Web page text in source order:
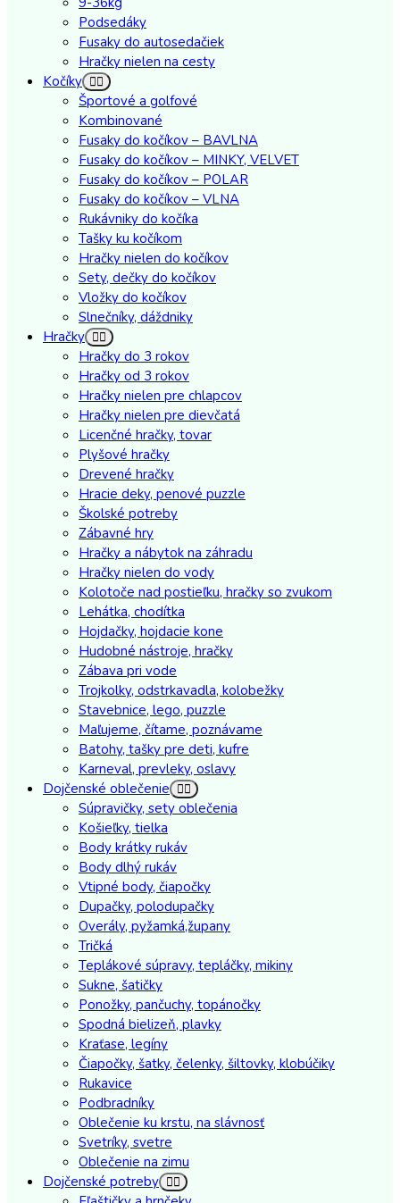
Podsedáky
Fusaky do autosedačiek
Hračky nielen na cesty
Kočíky
Športové a golfové
Kombinované
Fusaky do kočíkov – BAVLNA
Fusaky do kočíkov – MINKY, VELVET
Fusaky do kočíkov – POLAR
Fusaky do kočíkov – VLNA
Rukávniky do kočíka
Tašky ku kočíkom
Hračky nielen do kočíkov
Sety, dečky do kočíkov
Vložky do kočíkov
Slnečníky, dáždniky
Hračky
Hračky do 3 rokov
Hračky od 3 rokov
Hračky nielen pre chlapcov
Hračky nielen pre dievčatá
Licenčné hračky, tovar
Plyšové hračky
Drevené hračky
Hracie deky, penové puzzle
Školské potreby
Zábavné hry
Hračky a nábytok na záhradu
Hračky nielen do vody
Kolotoče nad postieľku, hračky so zvukom
Lehátka, chodítka
Hojdačky, hojdacie kone
Hudobné nástroje, hračky
Zábava pri vode
Trojkolky, odstrkavadla, kolobežky
Stavebnice, lego, puzzle
Maľujeme, čítame, poznávame
Batohy, tašky pre deti, kufre
Karneval, prevleky, oslavy
Dojčenské oblečenie
Súpravičky, sety oblečenia
Košieľky, tielka
Body krátky rukáv
Body dlhý rukáv
Vtipné body, čiapočky
Dupačky, polodupačky
Overály, pyžamká,župany
Tričká
Teplákové súpravy, tepláčky, mikiny
Sukne, šatičky
Ponožky, pančuchy, topánočky
Spodná bielizeň, plavky
Kraťase, legíny
Čiapočky, šatky, čelenky, šiltovky, klobúčiky
Rukavice
Podbradníky
Oblečenie ku krstu, na slávnosť
Svetríky, svetre
Oblečenie na zimu
Dojčenské potreby